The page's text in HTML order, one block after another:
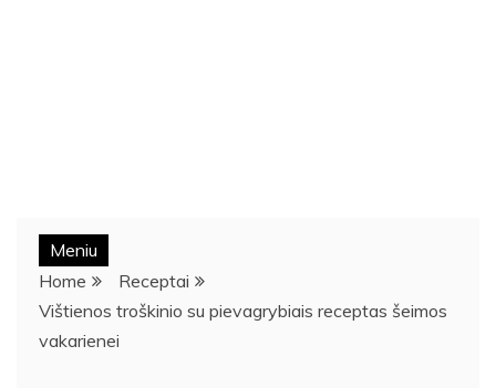
Meniu
Home
Receptai
Vištienos troškinio su pievagrybiais receptas šeimos
vakarienei